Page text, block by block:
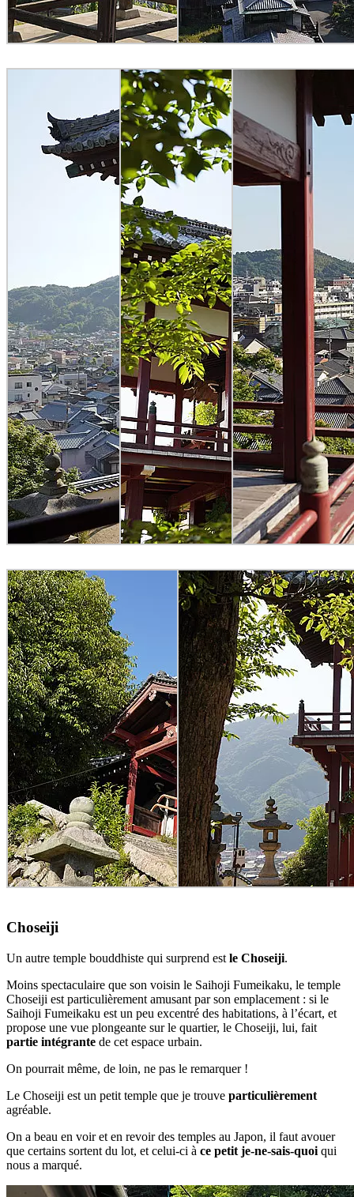
Choseiji
Un autre temple bouddhiste qui surprend est le Choseiji.
Moins spectaculaire que son voisin le Saihoji Fumeikaku, le temple
Choseiji est particulièrement amusant par son emplacement : si le
Saihoji Fumeikaku est un peu excentré des habitations, à l’écart, et
propose une vue plongeante sur le quartier, le Choseiji, lui, fait
partie intégrante de cet espace urbain.
On pourrait même, de loin, ne pas le remarquer !
Le Choseiji est un petit temple que je trouve particulièrement
agréable.
On a beau en voir et en revoir des temples au Japon, il faut avouer
que certains sortent du lot, et celui-ci à ce petit je-ne-sais-quoi qui
nous a marqué.